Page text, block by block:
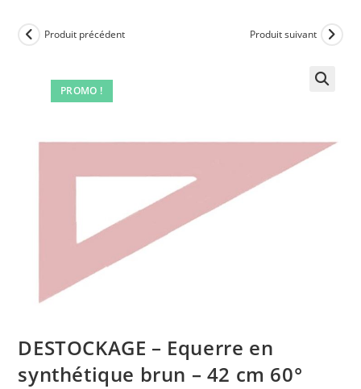
PROMO !
Produit précédent Produit suivant
DESTOCKAGE – Equerre en
synthétique brun – 42 cm 60°